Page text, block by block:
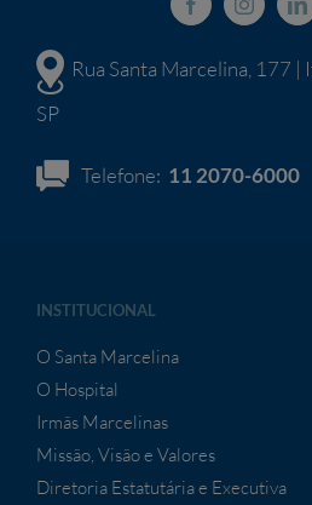
Rua Santa Marcelina, 177 |
SP
Telefone: 11 2070-6000
INSTITUCIONAL
O Santa Marcelina
O Hospital
Irmãs Marcelinas
Missão, Visão e Valores
Diretoria Estatutária e Executiva